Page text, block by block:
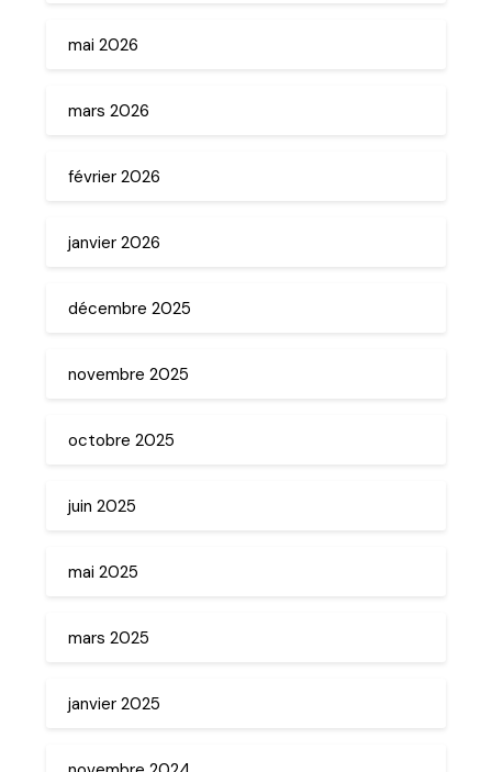
mai 2026
mars 2026
février 2026
janvier 2026
décembre 2025
novembre 2025
octobre 2025
juin 2025
mai 2025
mars 2025
janvier 2025